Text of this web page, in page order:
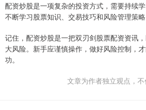
配资炒股是一项复杂的投资方式，需要持续
不断学习股票知识、交易技巧和风险管理策略
记住，配资炒股是一把双刃剑股票配资资讯
大风险。新手应谨慎操作，做好风险控制，
功。
文章为作者独立观点，